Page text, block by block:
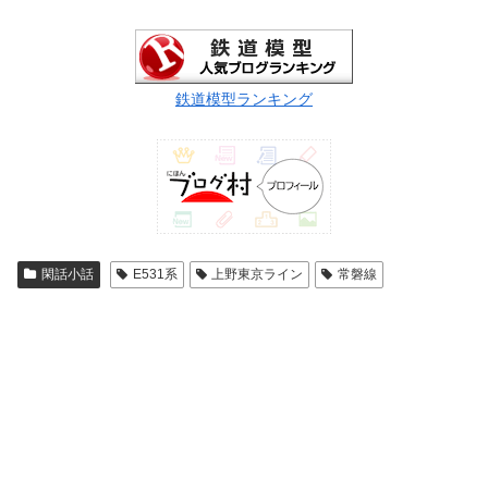
鉄道模型ランキング
閑話小話 E531系 上野東京ライン 常磐線